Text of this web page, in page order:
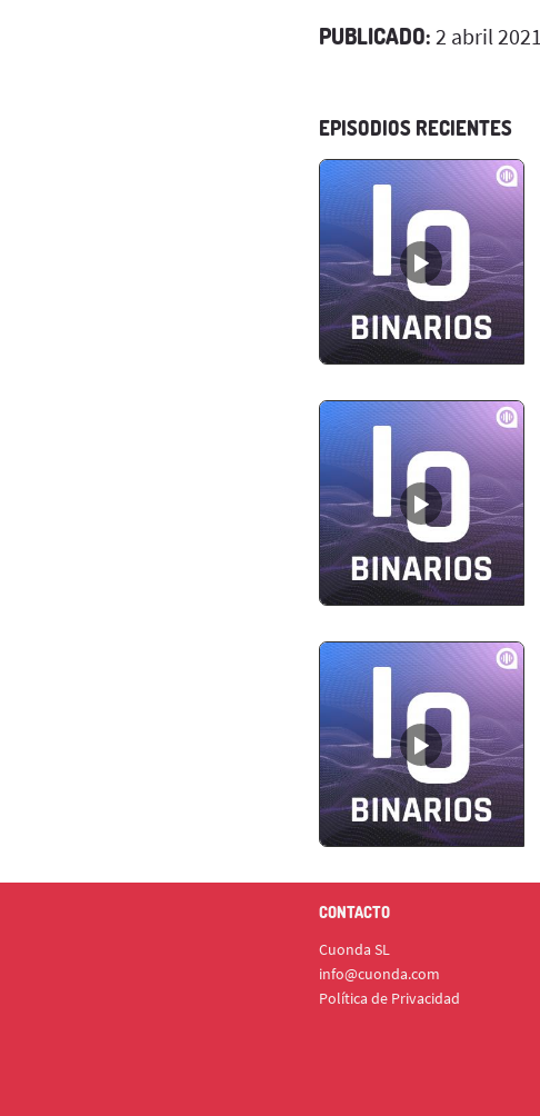
PUBLICADO: 2 abril 2021
EPISODIOS RECIENTES
CONTACTO
Cuonda SL
info@cuonda.com
Política de Privacidad